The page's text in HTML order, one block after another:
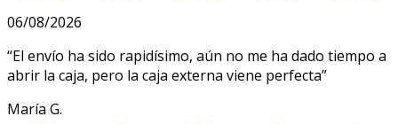
06/08/2026
“El envío ha sido rapidísimo, aún no me ha dado tiempo a
abrir la caja, pero la caja externa viene perfecta”
María G.